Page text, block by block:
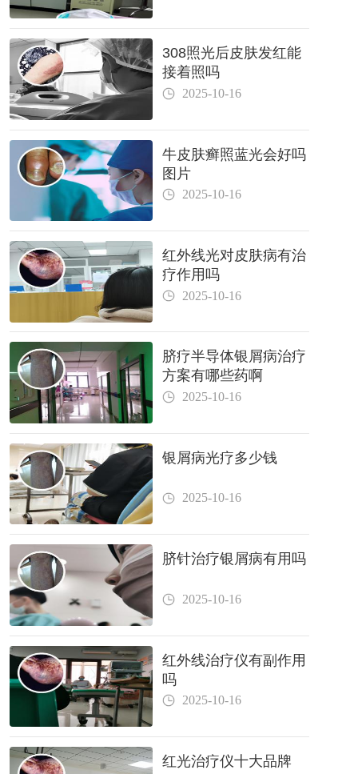
308照光后皮肤发红能
接着照吗
2025-10-16
牛皮肤癣照蓝光会好吗
图片
2025-10-16
红外线光对皮肤病有治
疗作用吗
2025-10-16
脐疗半导体银屑病治疗
方案有哪些药啊
2025-10-16
银屑病光疗多少钱
2025-10-16
脐针治疗银屑病有用吗
2025-10-16
红外线治疗仪有副作用
吗
2025-10-16
红光治疗仪十大品牌